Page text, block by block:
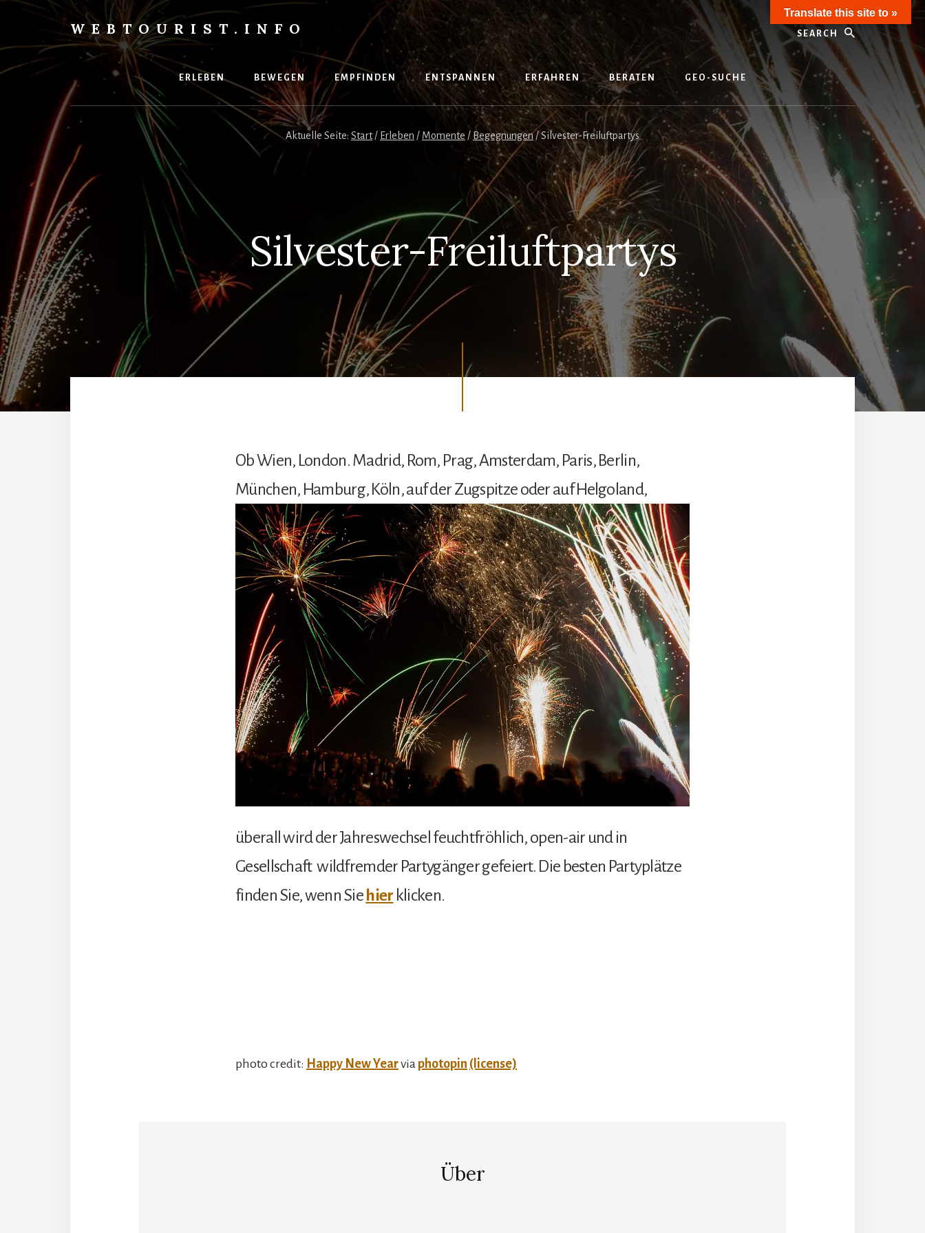
Search
WEBTOURIST.INFO
Inspirationen
zum
Reisen
ERLEBEN BEWEGEN EMPFINDEN ENTSPANNEN ERFAHREN BERATEN GEO-SUCHE
Aktuelle Seite: Start / Erleben / Momente / Begegnungen /Silvester-Freiluftpartys
Silvester-Freiluftpartys
Ob Wien, London. Madrid, Rom, Prag, Amsterdam, Paris, Berlin,
München, Hamburg, Köln, auf der Zugspitze oder auf Helgoland,
überall wird der Jahreswechsel feuchtfröhlich, open-air und in
Gesellschaft wildfremder Partygänger gefeiert. Die besten Partyplätze
finden Sie, wenn Siehier klicken.
photo credit: Happy New Yearvia photopin (license)
Über
Translate this site to »